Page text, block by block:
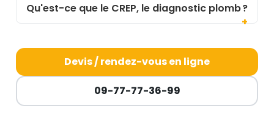
Qu'est-ce que le CREP, le diagnostic plomb ?
Devis / rendez-vous en ligne
09-77-77-36-99